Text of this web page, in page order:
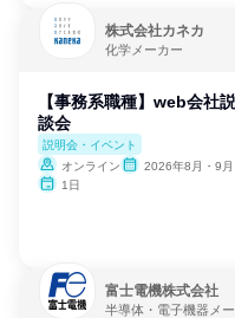
株式会社カネカ
化学メーカー
【事務系職種】web会社
談会
説明会・イベント
オンライン
2026年8月・9月・10
1日
富士電機株式会社
半導体・電子機器メ